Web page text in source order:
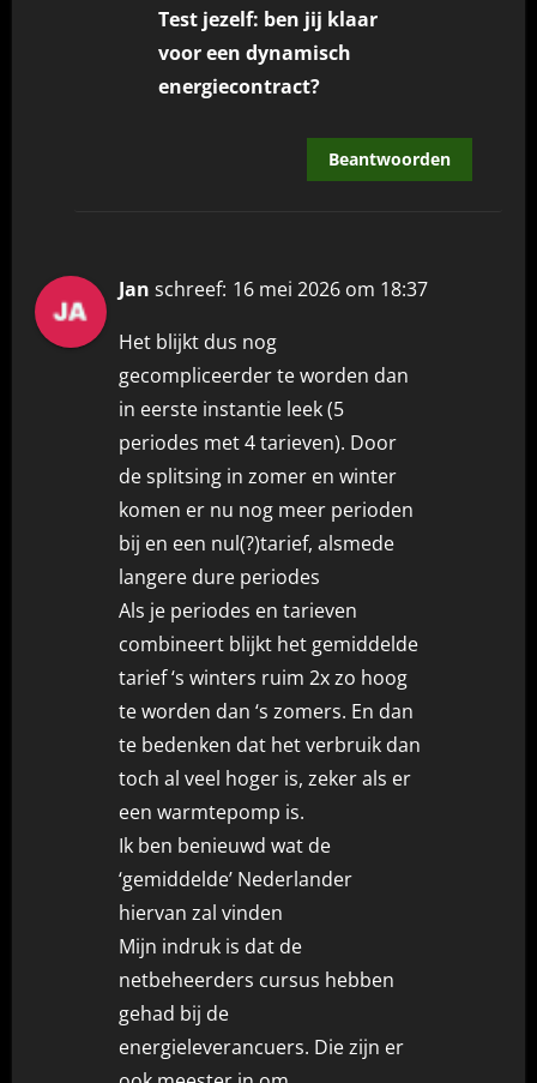
Test jezelf: ben jij klaar
voor een dynamisch
energiecontract?
Beantwoorden
Jan schreef: 16 mei 2026 om 18:37
Het blijkt dus nog
gecompliceerder te worden dan
in eerste instantie leek (5
periodes met 4 tarieven). Door
de splitsing in zomer en winter
komen er nu nog meer perioden
bij en een nul(?)tarief, alsmede
langere dure periodes
Als je periodes en tarieven
combineert blijkt het gemiddelde
tarief ‘s winters ruim 2x zo hoog
te worden dan ‘s zomers. En dan
te bedenken dat het verbruik dan
toch al veel hoger is, zeker als er
een warmtepomp is.
Ik ben benieuwd wat de
‘gemiddelde’ Nederlander
hiervan zal vinden
Mijn indruk is dat de
netbeheerders cursus hebben
gehad bij de
energieleverancuers. Die zijn er